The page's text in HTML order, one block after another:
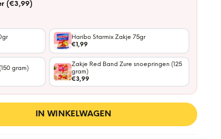
(€3,99)
Haribo Starmix Zakje 75gr
€1,99
gram)
Zakje Red Band Zure snoepringen (125
gram)
€3,99
IN WINKELWAGEN